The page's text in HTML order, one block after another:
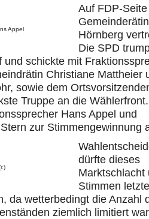
Appel
Auf FDP-
Hörnberg
Die SPD
und schickte mit
Christiane Mattheier
sowie dem
Truppe an die
Hans Appel und
zur Stimmengewinnung
dürfte dieses
Marktschlacht
Stimmen
da wetterbedingt die Anzahl
ziemlich limitiert